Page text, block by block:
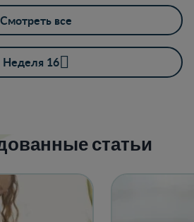
Смотреть все
Неделя 16
статьи